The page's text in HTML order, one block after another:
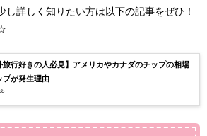
し詳しく知りたい方は以下の記事をぜひ！
旅行好きの人必見】アメリカやカナダのチップの相場
プが発生理由